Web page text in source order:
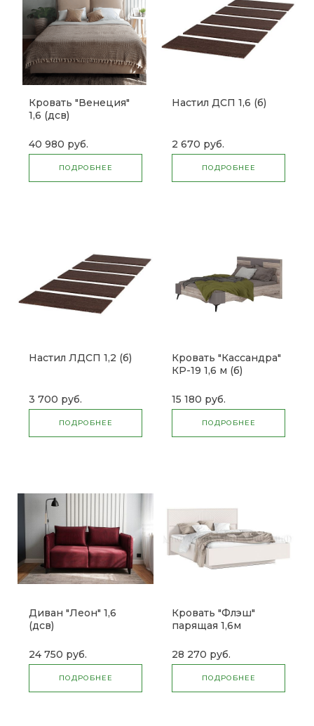
Кровать "Венеция"
1,6 (дсв)
40 980 руб.
ПОДРОБНЕЕ
Настил ДСП 1,6 (б)
2 670 руб.
ПОДРОБНЕЕ
Настил ЛДСП 1,2 (б)
3 700 руб.
ПОДРОБНЕЕ
Кровать "Кассандра"
КР-19 1,6 м (б)
15 180 руб.
ПОДРОБНЕЕ
Диван "Леон" 1,6
(дсв)
24 750 руб.
ПОДРОБНЕЕ
Кровать "Флэш"
парящая 1,6м
28 270 руб.
ПОДРОБНЕЕ